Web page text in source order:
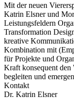
Mit der neuen
Katrin Elsner und
Leistungsfeldern
Transformation
kreative
Kombination mit
für Projekte und
Kraft konsequent den
begleiten und
Kontakt
Dr. Katrin Elsner